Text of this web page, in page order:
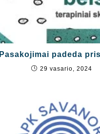
Pasakojimai padeda
29 vasario, 2024